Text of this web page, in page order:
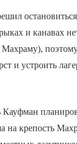
и канавах
Махраму),
и устроить
на крепость